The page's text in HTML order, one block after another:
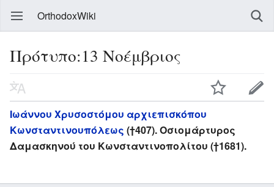
OrthodoxWiki
Πρότυπο:13 Νοέμβριος
Ιωάννου Χρυσοστόμου αρχιεπισκόπου
Κωνσταντινουπόλεως (†407). Οσιομάρτυρος
Δαμασκηνού του Κωνσταντινοπολίτου (†1681).